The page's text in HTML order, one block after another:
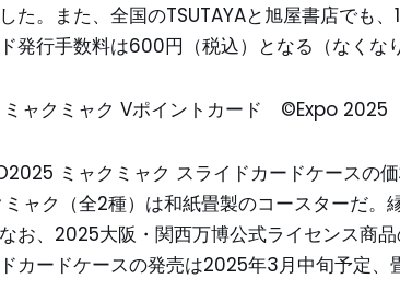
た。また、全国のTSUTAYAと旭屋書店でも
発行手数料は600円（税込）となる（なくな
ミャクミャク Vポイントカード ©Expo 2025
ミャクミャク スライドカードケースの
ャク（全2種）は和紙畳製のコースターだ
なお、2025大阪・関西万博公式ライセンス商
カードケースの発売は2025年3月中旬予定